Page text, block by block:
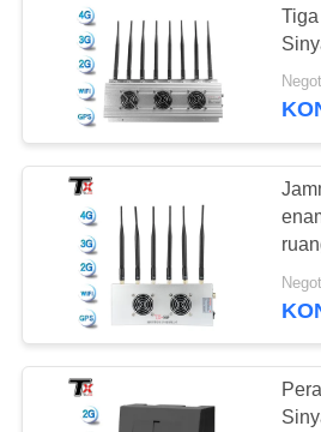
Penguat
amplifier
bidirectional